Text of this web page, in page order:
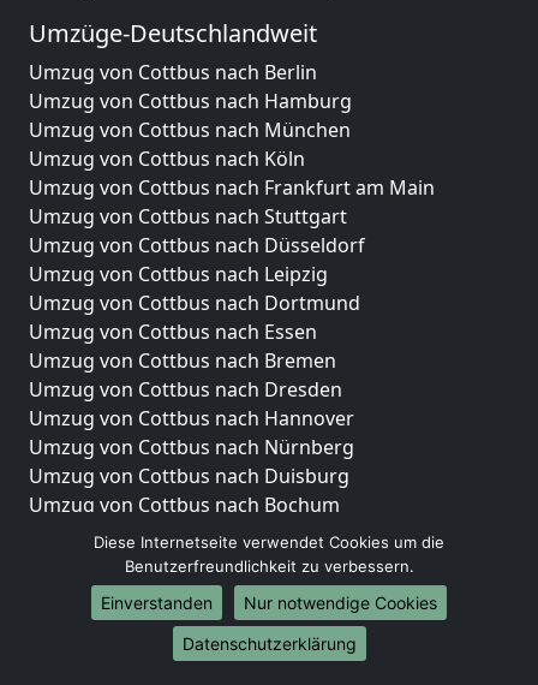
Umzüge-Deutschlandweit
Umzug von Cottbus nach Berlin
Umzug von Cottbus nach Hamburg
Umzug von Cottbus nach München
Umzug von Cottbus nach Köln
Umzug von Cottbus nach Frankfurt am Main
Umzug von Cottbus nach Stuttgart
Umzug von Cottbus nach Düsseldorf
Umzug von Cottbus nach Leipzig
Umzug von Cottbus nach Dortmund
Umzug von Cottbus nach Essen
Umzug von Cottbus nach Bremen
Umzug von Cottbus nach Dresden
Umzug von Cottbus nach Hannover
Umzug von Cottbus nach Nürnberg
Umzug von Cottbus nach Duisburg
Umzug von Cottbus nach Bochum
Umzug von Cottbus nach Wuppertal
Umzug von Cottbus nach Bielefeld
Umzug von Cottbus nach Bonn
Umzug von Cottbus nach Münster
Internationale-Umzüge
Diese Internetseite verwendet Cookies um die
Benutzerfreundlichkeit zu verbessern.
Einverstanden
Nur notwendige Cookies
Datenschutzerklärung